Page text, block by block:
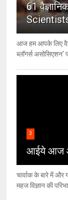
61
आज हम आपके लिए
ब्लॉगर्स असोसिएशन'
3
आईये आज
चार्वाक के बारे में और
महज विज्ञान की